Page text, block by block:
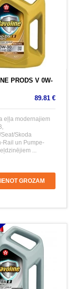
PRODS V 0W-
89.81 €
eļļa modernajiem
Skoda
Rail un Pumpe-
...
GROZAM